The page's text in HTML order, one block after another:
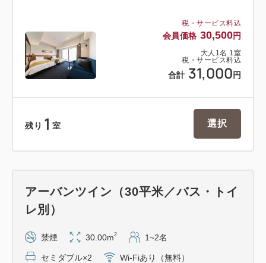
・桜木町駅（みなとみらい）
根岸線直通京浜東北線で5駅 約17分
（パシフィコ横浜、横浜赤レンガ倉庫、よこはま
・その他エリア
横浜アリーナ（新横浜）約35分、日産スタジア
ム（小机）約45分
・羽田空港(東京国際空港)から約21分
京急空港線エアポート急行12分→京急川崎駅よ
り徒歩9分
税・サービス料込
会員価格 30,500円
大人 1 名 1 室
税・サービス料込
合計 31,000 円
残り 1 室 選択
アーバンツイン（30平米／バス・トイ
レ別）
禁煙 30.00m2 1~2名
セミダブル×2 Wi-Fiあり（無料）